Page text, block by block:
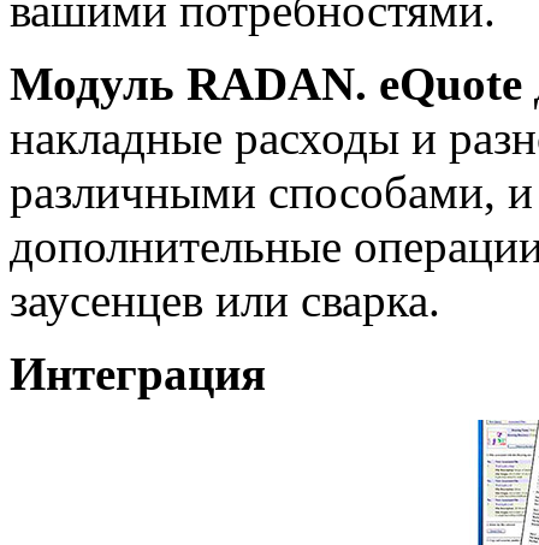
Модуль RADAN. eQuote
накладные расходы и
различными способами, и
дополнительные
заусенцев или сварка.
Интеграция